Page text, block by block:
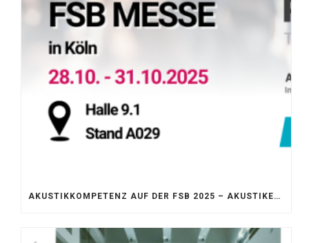
AKUSTIKKOMPETENZ AUF DER FSB 2025 – AKUSTIKELEMENTE FÜR DIE LEBENSRÄUME VON MORGEN